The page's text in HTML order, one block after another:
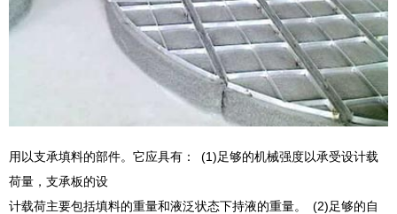
用以支承填料的部件。它应具有： (1)足够的机械强度以承受设计载
荷量，支承板的设
计载荷主要包括填料的重量和液泛状态下持液的重量。 (2)足够的自